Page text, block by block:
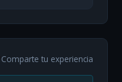
Comparte tu experiencia